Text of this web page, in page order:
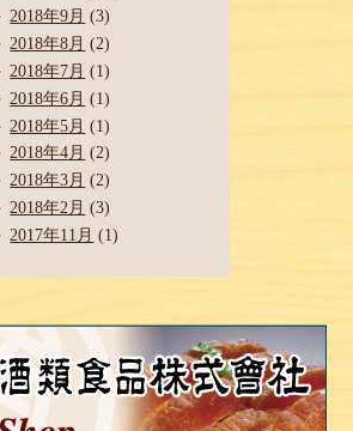
2018年9月 (3)
2018年8月 (2)
2018年7月 (1)
2018年6月 (1)
2018年5月 (1)
2018年4月 (2)
2018年3月 (2)
2018年2月 (3)
2017年11月 (1)